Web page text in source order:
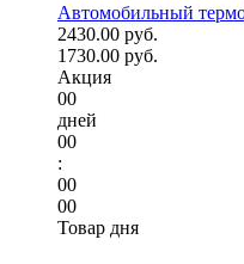
Автомобильный
2430.00 руб.
1730.00 руб.
Акция
00
дней
00
:
00
00
Товар дня